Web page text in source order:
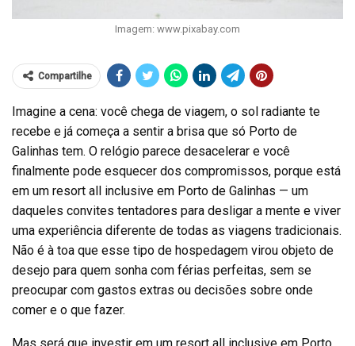
Imagem: www.pixabay.com
Compartilhe
Imagine a cena: você chega de viagem, o sol radiante te
recebe e já começa a sentir a brisa que só Porto de
Galinhas tem. O relógio parece desacelerar e você
finalmente pode esquecer dos compromissos, porque está
em um resort all inclusive em Porto de Galinhas — um
daqueles convites tentadores para desligar a mente e viver
uma experiência diferente de todas as viagens tradicionais.
Não é à toa que esse tipo de hospedagem virou objeto de
desejo para quem sonha com férias perfeitas, sem se
preocupar com gastos extras ou decisões sobre onde
comer e o que fazer.